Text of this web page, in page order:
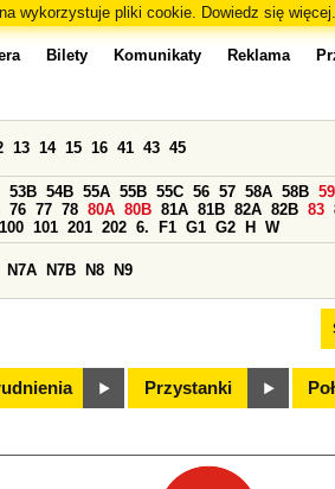
wykorzystuje pliki cookie. Dowiedz się więcej.
Bilety Komunikaty Reklama
13 14 15 16 41 43 45
53B 54B 55A 55B 55C 56 57 58A 58B 59
76 77 78 80A 80B 81A 81B 82A 82B 83
100 101 201 202 6. F1 G1 G2 H W
N7A N7B N8 N9
Przystanki